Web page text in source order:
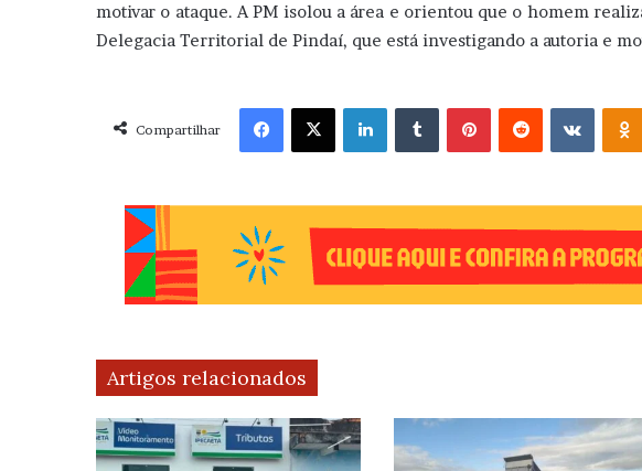
motivar o ataque. A PM isolou a área e orientou que o homem
Delegacia Territorial de Pindaí, que está investigando a autoria e
Compartilhar
Facebook X Linkedin VK
Artigos relacionados